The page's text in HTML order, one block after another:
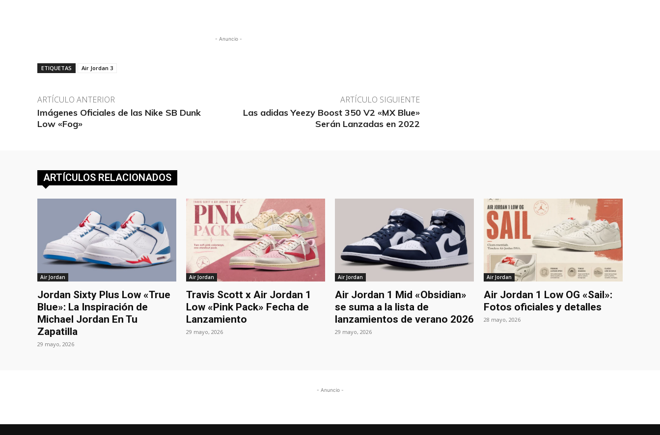
- Anuncio -
ETIQUETAS Air Jordan 3
ARTÍCULO ANTERIOR
Imágenes Oficiales de las Nike SB Dunk
Low «Fog»
ARTÍCULO SIGUIENTE
Las adidas Yeezy Boost 350 V2 «MX Blue»
Serán Lanzadas en 2022
ARTÍCULOS RELACIONADOS
Air Jordan
Jordan Sixty Plus Low «True
Blue»: La Inspiración de
Michael Jordan En Tu
Zapatilla
29 mayo, 2026
Air Jordan
Travis Scott x Air Jordan 1
Low «Pink Pack» Fecha de
Lanzamiento
29 mayo, 2026
Air Jordan
Air Jordan 1 Mid «Obsidian»
se suma a la lista de
lanzamientos de verano 2026
29 mayo, 2026
Air Jordan
Air Jordan 1 Low OG «Sail»:
Fotos oficiales y detalles
28 mayo, 2026
- Anuncio -